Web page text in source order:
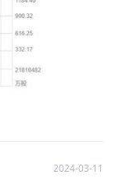
2024-03-11